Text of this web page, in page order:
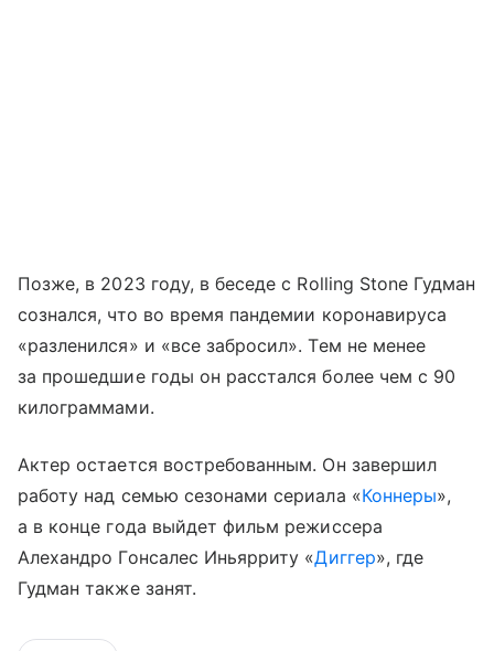
Позже, в 2023 году, в беседе с Rolling Stone Гудман
сознался, что во время пандемии коронавируса
«разленился» и «все забросил». Тем не менее
за прошедшие годы он расстался более чем с 90
килограммами.
Актер остается востребованным. Он завершил
работу над семью сезонами сериала «Коннеры»,
а в конце года выйдет фильм режиссера
Алехандро Гонсалес Иньярриту «Диггер», где
Гудман также занят.